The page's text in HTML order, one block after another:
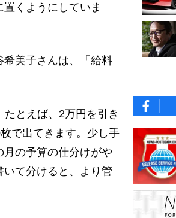
くようにしていま
美子さんは、「給料
たとえば、2万円を引き
で出てきます。少し手
の予算の仕分けがや
て分けると、より管